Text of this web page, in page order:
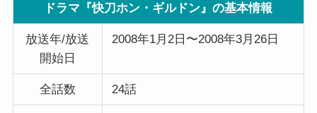
ドラマ『快刀ホン・ギルドン』の基本情報
放送年/放送
開始日
2008年1月2日〜2008年3月26日
全話数 24話